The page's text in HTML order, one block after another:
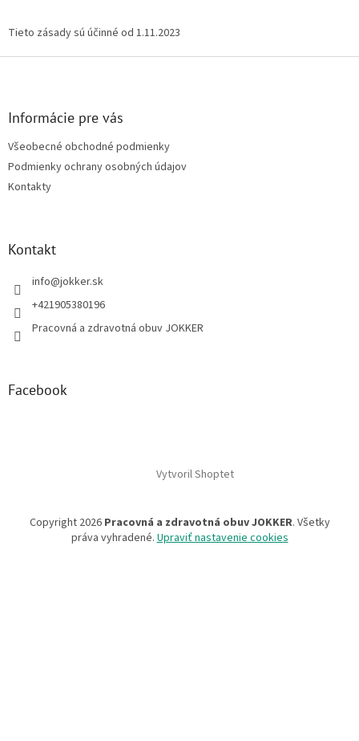
Tieto zásady sú účinné od 1.11.2023
Z
Informácie pre vás
Všeobecné obchodné podmienky
Podmienky ochrany osobných údajov
Kontakty
Kontakt
info@jokker.sk
+421905380196
Pracovná a zdravotná obuv JOKKER
Facebook
Vytvoril Shoptet
Copyright 2026 Pracovná a zdravotná obuv JOKKER. Všetky
práva vyhradené. Upraviť nastavenie cookies